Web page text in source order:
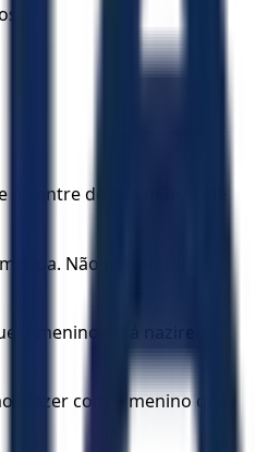
ventre de sua mãe, e ele
Não perguntei de
o menino será nazireu
fazer com o menino que